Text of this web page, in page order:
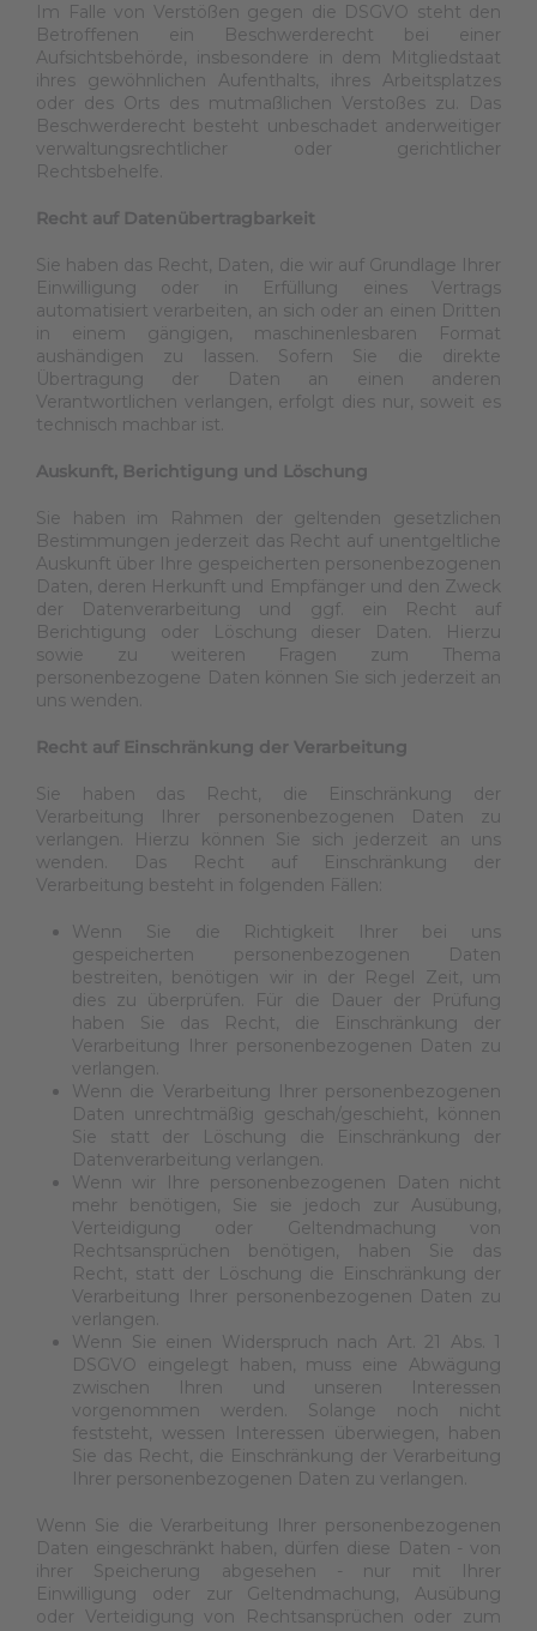
Im Falle von Verstößen gegen die DSGVO steht den
Betroffenen ein Beschwerderecht bei einer
Aufsichtsbehörde, insbesondere in dem Mitgliedstaat
ihres gewöhnlichen Aufenthalts, ihres Arbeitsplatzes
oder des Orts des mutmaßlichen Verstoßes zu. Das
Beschwerderecht besteht unbeschadet anderweitiger
verwaltungsrechtlicher oder gerichtlicher
Rechtsbehelfe.
Recht auf Datenübertragbarkeit
Sie haben das Recht, Daten, die wir auf Grundlage Ihrer
Einwilligung oder in Erfüllung eines Vertrags
automatisiert verarbeiten, an sich oder an einen Dritten
in einem gängigen, maschinenlesbaren Format
aushändigen zu lassen. Sofern Sie die direkte
Übertragung der Daten an einen anderen
Verantwortlichen verlangen, erfolgt dies nur, soweit es
technisch machbar ist.
Auskunft, Berichtigung und Löschung
Sie haben im Rahmen der geltenden gesetzlichen
Bestimmungen jederzeit das Recht auf unentgeltliche
Auskunft über Ihre gespeicherten personenbezogenen
Daten, deren Herkunft und Empfänger und den Zweck
der Datenverarbeitung und ggf. ein Recht auf
Berichtigung oder Löschung dieser Daten. Hierzu
sowie zu weiteren Fragen zum Thema
personenbezogene Daten können Sie sich jederzeit an
uns wenden.
Recht auf Einschränkung der Verarbeitung
Sie haben das Recht, die Einschränkung der
Verarbeitung Ihrer personenbezogenen Daten zu
verlangen. Hierzu können Sie sich jederzeit an uns
wenden. Das Recht auf Einschränkung der
Verarbeitung besteht in folgenden Fällen:
Wenn Sie die Richtigkeit Ihrer bei uns
gespeicherten personenbezogenen Daten
bestreiten, benötigen wir in der Regel Zeit, um
dies zu überprüfen. Für die Dauer der Prüfung
haben Sie das Recht, die Einschränkung der
Verarbeitung Ihrer personenbezogenen Daten zu
verlangen.
Wenn die Verarbeitung Ihrer personenbezogenen
Daten unrechtmäßig geschah/geschieht, können
Sie statt der Löschung die Einschränkung der
Datenverarbeitung verlangen.
Wenn wir Ihre personenbezogenen Daten nicht
mehr benötigen, Sie sie jedoch zur Ausübung,
Verteidigung oder Geltendmachung von
Rechtsansprüchen benötigen, haben Sie das
Recht, statt der Löschung die Einschränkung der
Verarbeitung Ihrer personenbezogenen Daten zu
verlangen.
Wenn Sie einen Widerspruch nach Art. 21 Abs. 1
DSGVO eingelegt haben, muss eine Abwägung
zwischen Ihren und unseren Interessen
vorgenommen werden. Solange noch nicht
feststeht, wessen Interessen überwiegen, haben
Sie das Recht, die Einschränkung der Verarbeitung
Ihrer personenbezogenen Daten zu verlangen.
Wenn Sie die Verarbeitung Ihrer personenbezogenen
Daten eingeschränkt haben, dürfen diese Daten - von
ihrer Speicherung abgesehen - nur mit Ihrer
Einwilligung oder zur Geltendmachung, Ausübung
oder Verteidigung von Rechtsansprüchen oder zum